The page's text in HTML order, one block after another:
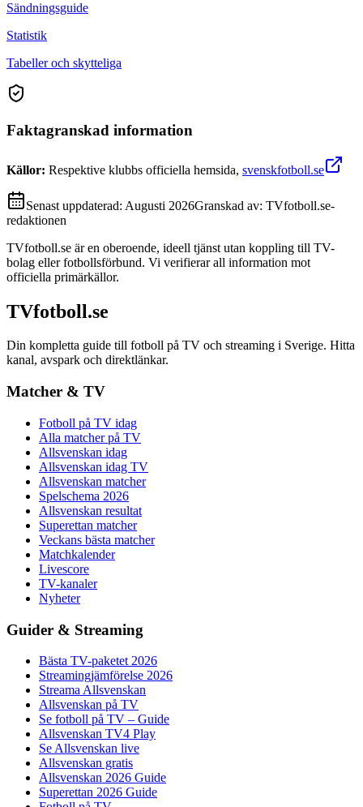
Sändningsguide
Statistik
Tabeller och skytteliga
Faktagranskad information
Källor: Respektive klubbs officiella hemsida, svenskfotboll.se
Senast uppdaterad: Augusti 2026Granskad av: TVfotboll.se-
redaktionen
TVfotboll.se är en oberoende, ideell tjänst utan koppling till TV-
bolag eller fotbollsförbund. Vi verifierar all information mot
officiella primärkällor.
TVfotboll.se
Din kompletta guide till fotboll på TV och streaming i Sverige. Hitta
kanal, avspark och direktlänkar.
Matcher & TV
Fotboll på TV idag
Alla matcher på TV
Allsvenskan idag
Allsvenskan idag TV
Allsvenskan matcher
Spelschema 2026
Allsvenskan resultat
Superettan matcher
Veckans bästa matcher
Matchkalender
Livescore
TV-kanaler
Nyheter
Guider & Streaming
Bästa TV-paketet 2026
Streamingjämförelse 2026
Streama Allsvenskan
Allsvenskan på TV
Se fotboll på TV – Guide
Allsvenskan TV4 Play
Se Allsvenskan live
Allsvenskan gratis
Allsvenskan 2026 Guide
Superettan 2026 Guide